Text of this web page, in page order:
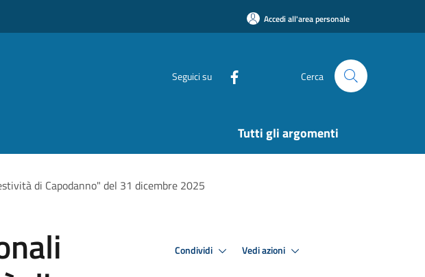
Accedi all'area personale
Seguici su Cerca
Tutti gli argomenti
di Capodanno" del 31 dicembre 2025
Condividi Vedi azioni